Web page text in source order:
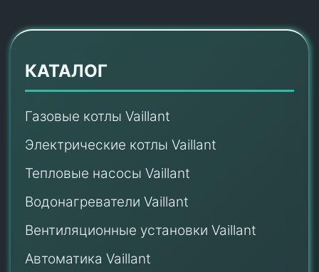
КАТАЛОГ
Газовые котлы Vaillant
Электрические котлы Vaillant
Тепловые насосы Vaillant
Водонагреватели Vaillant
Вентиляционные установки Vaillant
Автоматика Vaillant